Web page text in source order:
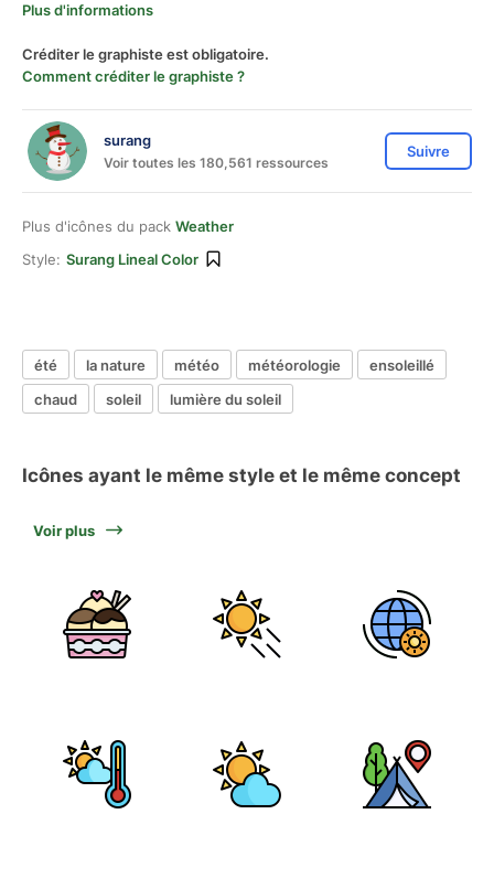
Plus d'informations
Créditer le graphiste est obligatoire.
Comment créditer le graphiste ?
surang
Voir toutes les 180,561 ressources
Suivre
Plus d'icônes du pack Weather
Style: Surang Lineal Color
été la nature météo météorologie
ensoleillé
chaud
soleil lumière du soleil
Icônes ayant le même style et le même concept
Voir plus